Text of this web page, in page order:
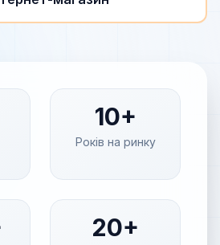
10+
Років на ринку
20+